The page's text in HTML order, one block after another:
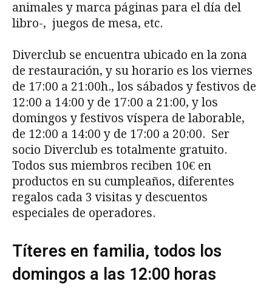
animales y marca páginas para el día del
libro-, juegos de mesa, etc.
Diverclub se encuentra ubicado en la zona
de restauración, y su horario es los viernes
de 17:00 a 21:00h., los sábados y festivos de
12:00 a 14:00 y de 17:00 a 21:00, y los
domingos y festivos víspera de laborable,
de 12:00 a 14:00 y de 17:00 a 20:00. Ser
socio Diverclub es totalmente gratuito.
Todos sus miembros reciben 10€ en
productos en su cumpleaños, diferentes
regalos cada 3 visitas y descuentos
especiales de operadores.
Títeres en familia, todos los
domingos a las 12:00 horas